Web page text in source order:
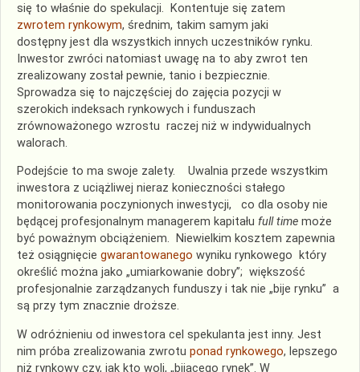
się to właśnie do spekulacji. Kontentuje się zatem
zwrotem rynkowym, średnim, takim samym jaki
dostępny jest dla wszystkich innych uczestników rynku.
Inwestor zwróci natomiast uwagę na to aby zwrot ten
zrealizowany został pewnie, tanio i bezpiecznie.
Sprowadza się to najczęściej do zajęcia pozycji w
szerokich indeksach rynkowych i funduszach
zrównoważonego wzrostu raczej niż w indywidualnych
walorach.
Podejście to ma swoje zalety. Uwalnia przede wszystkim
inwestora z uciążliwej nieraz konieczności stałego
monitorowania poczynionych inwestycji, co dla osoby nie
będącej profesjonalnym managerem kapitału full time może
być poważnym obciążeniem. Niewielkim kosztem zapewnia
też osiągnięcie gwarantowanego wyniku rynkowego który
określić można jako „umiarkowanie dobry”; większość
profesjonalnie zarządzanych funduszy i tak nie „bije rynku” a
są przy tym znacznie droższe.
W odróżnieniu od inwestora cel spekulanta jest inny. Jest
nim próba zrealizowania zwrotu ponad rynkowego, lepszego
niż rynkowy czy, jak kto woli, „bijącego rynek”. W